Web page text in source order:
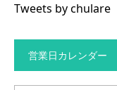
Tweets by chulare
営業日カレンダー